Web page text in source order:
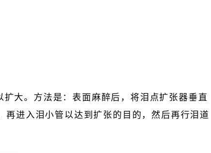
大。方法是：表面麻醉后，将泪点扩张器垂直
进入泪小管以达到扩张的目的，然后再行泪道